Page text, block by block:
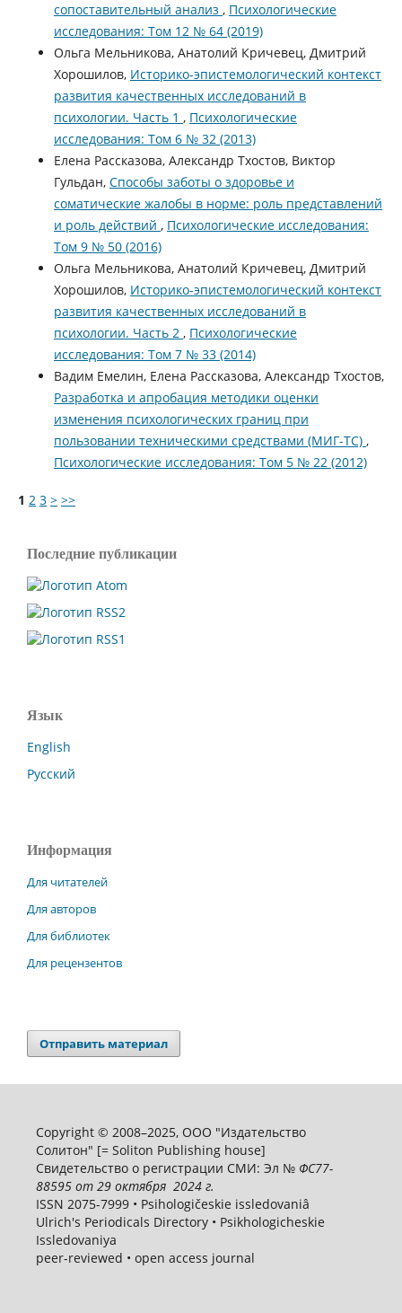
сопоставительный анализ , Психологические
исследования: Том 12 № 64 (2019)
Ольга Мельникова, Анатолий Кричевец, Дмитрий
Хорошилов, Историко-эпистемологический контекст
развития качественных исследований в
психологии. Часть 1 , Психологические
исследования: Том 6 № 32 (2013)
Елена Рассказова, Александр Тхостов, Виктор
Гульдан, Способы заботы о здоровье и
соматические жалобы в норме: роль представлений
и роль действий , Психологические исследования:
Том 9 № 50 (2016)
Ольга Мельникова, Анатолий Кричевец, Дмитрий
Хорошилов, Историко-эпистемологический контекст
развития качественных исследований в
психологии. Часть 2 , Психологические
исследования: Том 7 № 33 (2014)
Вадим Емелин, Елена Рассказова, Александр Тхостов,
Разработка и апробация методики оценки
изменения психологических границ при
пользовании техническими средствами (МИГ-ТС) ,
Психологические исследования: Том 5 № 22 (2012)
1 2 3 > >>
Последние публикации
Язык
English
Русский
Информация
Для читателей
Для авторов
Для библиотек
Для рецензентов
Отправить материал
Copyright © 2008–2025, ООО "Издательство
Солитон" [= Soliton Publishing house]
Свидетельство о регистрации СМИ: Эл № ФС77-
88595от 29 октября 2024 г.
ISSN 2075-7999 • Psihologičeskie issledovaniâ
Ulrich's Periodicals Directory • Psikhologicheskie
Issledovaniya
peer-reviewed • open access journal